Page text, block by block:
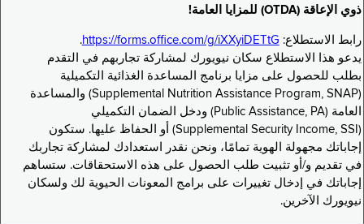
ذوي الإعاقة (OTDA) للمزايا العامة!
رابط الاستطلاع: https://forms.office.com/g/iXXyiDETtG
.
يدعو هذا الاستطلاع سكان نيويورك لمشاركة تجاربهم في التقدم
بطلب للحصول على مزايا برنامج المساعدة الغذائية التكميلية
(Supplemental Nutrition Assistance Program, SNAP) والمساعدة
العامة (Public Assistance, PA) ودخل الضمان التكميلي
(Supplemental Security Income, SSI) أو الحفاظ عليها. ستكون
إجاباتك مجهولة الهوية تمامًا، ونحن نقدر استعدادك لمشاركة تجاربك
في تقديم و/أو تثبيت طلب الحصول على هذه الاستحقاقات. ستساهم
إجاباتك في إدخال تغييرات على برامج المعونات الحيوية لك ولسكان
نيويورك الآخرين.